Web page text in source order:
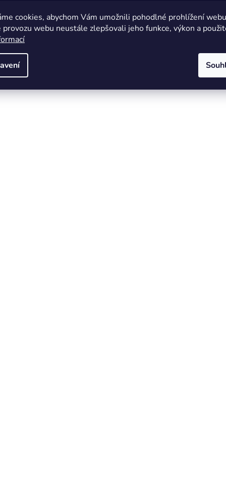
cookies, abychom Vám umožnili pohodlné prohlížení
provozu webu neustále zlepšovali jeho funkce, výkon a